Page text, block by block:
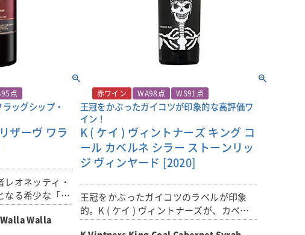
点
ッグシップ・
ザーヴ ワラ
オネッティ・
なる希少な「リ
Walla
赤ワイン WA98点 WS91点
王冠をかぶったガイコツが印象的な高評価ワ
イン！
K ( ケイ ) ヴィントナーズ キング コ
ール カベルネ シラー ストーンリッ
ジ ヴィンヤード [2020]
王冠をかぶったガイコツのラベルが印象
的。K ( ケイ ) ヴィントナーズが、カベル
ネ・ソーヴィニヨンとシラーのブレンドか